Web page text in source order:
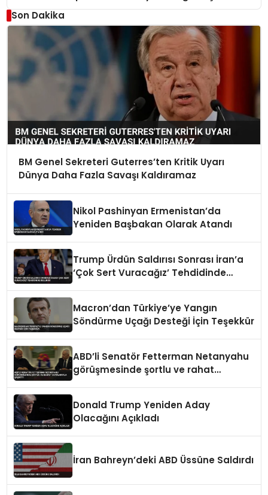
Son Dakika
BM Genel Sekreteri Guterres’ten Kritik Uyarı
Dünya Daha Fazla Savaşı Kaldıramaz
Nikol Pashinyan Ermenistan’da
Yeniden Başbakan Olarak Atandı
Trump Ürdün Saldırısı Sonrası İran’a
‘Çok Sert Vuracağız’ Tehdidinde
Macron’dan Türkiye’ye Yangın
Söndürme Uçağı Desteği İçin Teşekkür
ABD’li Senatör Fetterman Netanyahu
görüşmesinde şortlu ve rahat
Donald Trump Yeniden Aday
Olacağını Açıkladı
İran Bahreyn’deki ABD Üssüne Saldırdı